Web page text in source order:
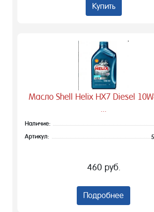
Купить
Масло Shell Helix HX7 Diesel
...
Наличие:
Артикул:
460 руб.
Подробнее